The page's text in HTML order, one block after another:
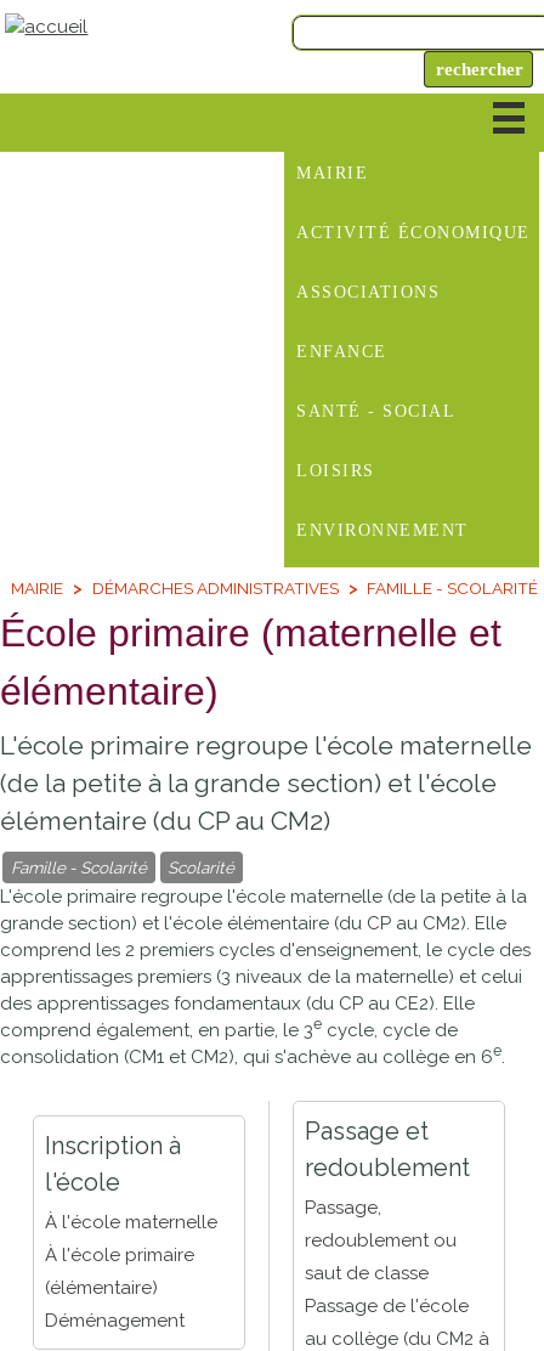
MAIRIE
ACTIVITÉ ÉCONOMIQUE
ASSOCIATIONS
ENFANCE
SANTÉ - SOCIAL
LOISIRS
ENVIRONNEMENT
MAIRIE DÉMARCHES ADMINISTRATIVES FAMILLE - SCOLARITÉ
École primaire (maternelle et
élémentaire)
L'école primaire regroupe l'école maternelle
(de la petite à la grande section) et l'école
élémentaire (du CP au CM2)
Famille - Scolarité Scolarité
L'école primaire regroupe l'école maternelle (de la petite à la
grande section) et l'école élémentaire (du CP au CM2). Elle
comprend les 2 premiers cycles d'enseignement, le cycle des
apprentissages premiers (3 niveaux de la maternelle) et celui
des apprentissages fondamentaux (du CP au CE2). Elle
comprend également, en partie, le 3e cycle, cycle de
consolidation (CM1 et CM2), qui s'achève au collège en 6e.
Inscription à
l'école
À l'école maternelle
À l'école primaire
(élémentaire)
Déménagement
Passage et
redoublement
Passage,
redoublement ou
saut de classe
Passage de l'école
au collège (du CM2 à